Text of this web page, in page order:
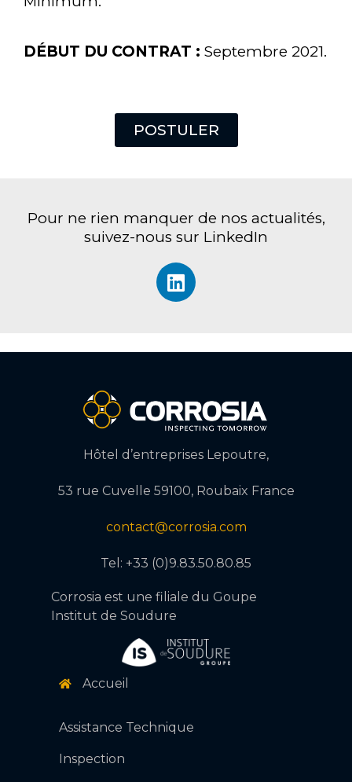
DÉBUT DU CONTRAT : Septembre 2021.
POSTULER
Pour ne rien manquer de nos actualités,
suivez-nous sur LinkedIn
Hôtel d’entreprises Lepoutre,
53 rue Cuvelle 59100, Roubaix France
contact@corrosia.com
Tel: +33 (0)9.83.50.80.85
Corrosia est une filiale du Goupe
Institut de Soudure
Accueil
Assistance Technique
Inspection
Email
CV
Lettre de motivation
Certifications/Habilitations
ENVOYER